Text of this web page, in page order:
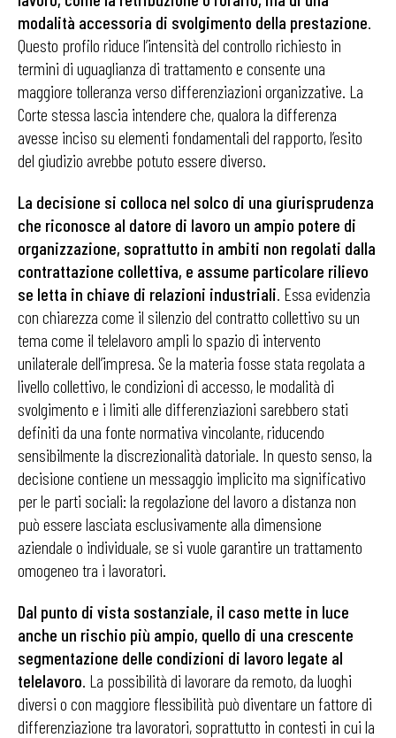
modalità accessoria di svolgimento della prestazione.
Questo profilo riduce l’intensità del controllo richiesto in
termini di uguaglianza di trattamento e consente una
maggiore tolleranza verso differenziazioni organizzative. La
Corte stessa lascia intendere che, qualora la differenza
avesse inciso su elementi fondamentali del rapporto, l’esito
del giudizio avrebbe potuto essere diverso.
La decisione si colloca nel solco di una giurisprudenza
che riconosce al datore di lavoro un ampio potere di
organizzazione, soprattutto in ambiti non regolati dalla
contrattazione collettiva, e assume particolare rilievo
se letta in chiave di relazioni industriali. Essa evidenzia
con chiarezza come il silenzio del contratto collettivo su un
tema come il telelavoro ampli lo spazio di intervento
unilaterale dell’impresa. Se la materia fosse stata regolata a
livello collettivo, le condizioni di accesso, le modalità di
svolgimento e i limiti alle differenziazioni sarebbero stati
definiti da una fonte normativa vincolante, riducendo
sensibilmente la discrezionalità datoriale. In questo senso, la
decisione contiene un messaggio implicito ma significativo
per le parti sociali: la regolazione del lavoro a distanza non
può essere lasciata esclusivamente alla dimensione
aziendale o individuale, se si vuole garantire un trattamento
omogeneo tra i lavoratori.
Dal punto di vista sostanziale, il caso mette in luce
anche un rischio più ampio, quello di una crescente
segmentazione delle condizioni di lavoro legate al
telelavoro. La possibilità di lavorare da remoto, da luoghi
diversi o con maggiore flessibilità può diventare un fattore di
differenziazione tra lavoratori, soprattutto in contesti in cui la